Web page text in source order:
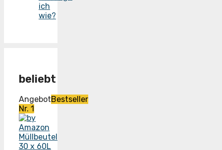
ich
wie?
beliebt
AngebotBestseller
Nr. 1